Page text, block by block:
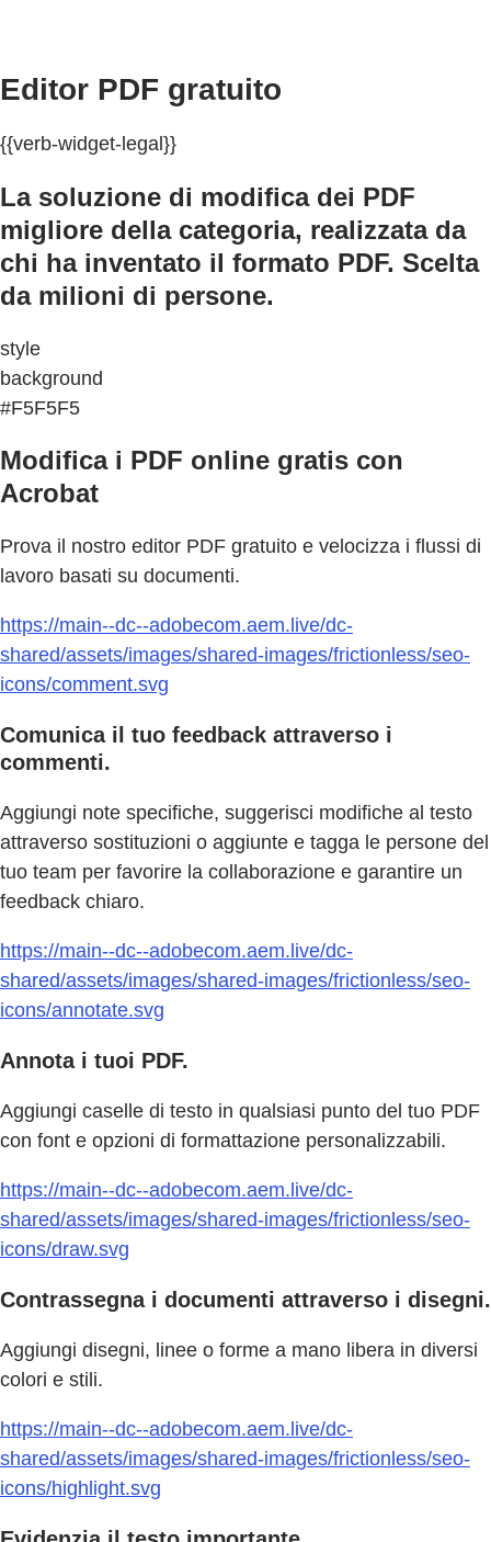
Editor PDF gratuito
{{verb-widget-legal}}
La soluzione di modifica dei PDF
migliore della categoria, realizzata da
chi ha inventato il formato PDF. Scelta
da milioni di persone.
style
background
#F5F5F5
Modifica i PDF online gratis con
Acrobat
Prova il nostro editor PDF gratuito e velocizza i flussi di
lavoro basati su documenti.
https://main--dc--adobecom.aem.live/dc-
shared/assets/images/shared-images/frictionless/seo-
icons/comment.svg
Comunica il tuo feedback attraverso i
commenti.
Aggiungi note specifiche, suggerisci modifiche al testo
attraverso sostituzioni o aggiunte e tagga le persone del
tuo team per favorire la collaborazione e garantire un
feedback chiaro.
https://main--dc--adobecom.aem.live/dc-
shared/assets/images/shared-images/frictionless/seo-
icons/annotate.svg
Annota i tuoi PDF.
Aggiungi caselle di testo in qualsiasi punto del tuo PDF
con font e opzioni di formattazione personalizzabili.
https://main--dc--adobecom.aem.live/dc-
shared/assets/images/shared-images/frictionless/seo-
icons/draw.svg
Contrassegna i documenti attraverso i disegni.
Aggiungi disegni, linee o forme a mano libera in diversi
colori e stili.
https://main--dc--adobecom.aem.live/dc-
shared/assets/images/shared-images/frictionless/seo-
icons/highlight.svg